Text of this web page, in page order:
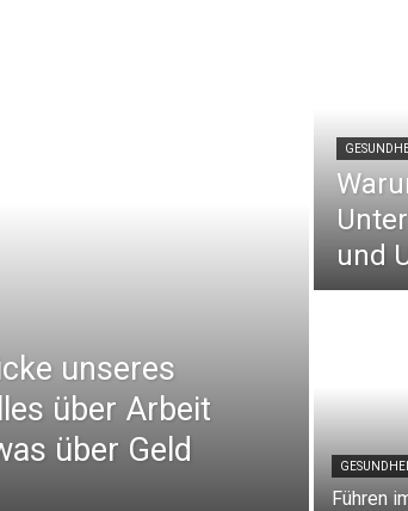
unseres
über Arbeit
über Geld
und
Führen